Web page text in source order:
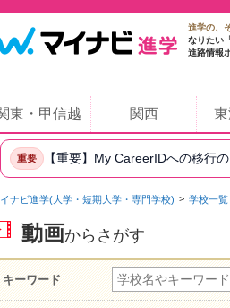
進学の、
なりたい
進路情報
東・甲信越 関西
重要 【重要】My CareerIDへの移行
ナビ進学(大学・短期大学・専門学校) 学校一覧
動画からさがす
キーワード